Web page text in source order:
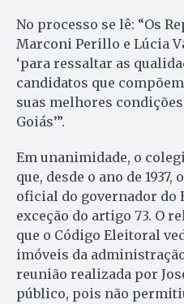
No processo se lê: “Os
Marconi Perillo e Lúcia
‘para ressaltar as
candidatos que
suas melhores
Goiás’”.
Em unanimidade, o
que, desde o ano de
oficial do governador do
exceção do artigo 73. O
que o Código Eleitoral
imóveis da
reunião realizada por
público, pois não